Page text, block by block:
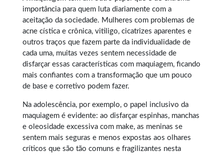
importância para quem luta diariamente com a
aceitação da sociedade. Mulheres com problemas de
acne cística e crônica, vitiligo, cicatrizes aparentes e
outros traços que fazem parte da individualidade de
cada uma, muitas vezes sentem necessidade de
disfarçar essas características com maquiagem, ficando
mais confiantes com a transformação que um pouco
de base e corretivo podem fazer.
Na adolescência, por exemplo, o papel inclusivo da
maquiagem é evidente: ao disfarçar espinhas, manchas
e oleosidade excessiva com make, as meninas se
sentem mais seguras e menos expostas aos olhares
críticos que são tão comuns e fragilizantes nesta